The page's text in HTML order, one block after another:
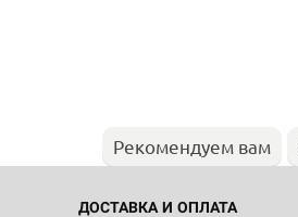
Рекомендуем вам
ДОСТАВКА И ОПЛАТА